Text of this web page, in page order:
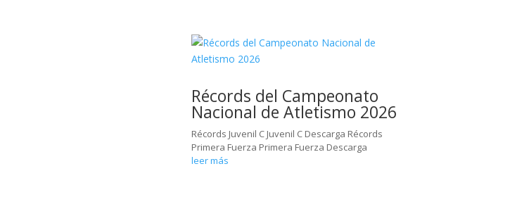
Récords del Campeonato
Nacional de Atletismo 2026
Récords Juvenil C Juvenil C Descarga Récords
Primera Fuerza Primera Fuerza Descarga
leer más